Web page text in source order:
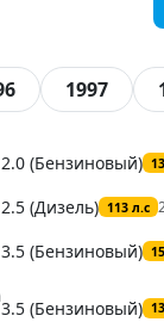
1997
2.0 (Бензиновый)
2.5 (Дизель) 113 л.с
3.5 (Бензиновый)
3.5 (Бензиновый)